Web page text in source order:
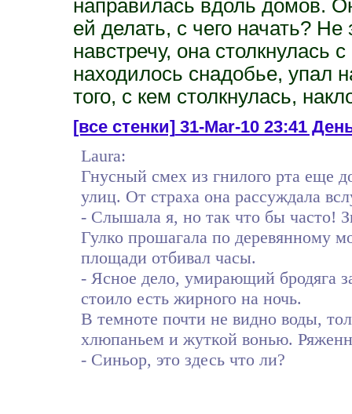
направилась вдоль домов.
ей делать, с чего начать?
навстречу, она столкнулась
находилось снадобье, упал
того, с кем столкнулась,
[все стенки]31-Mar-10 23:41
Laura:
Гнусный смех из гнилого рта еще
улиц. От страха она рассуждала
- Слышала я, но так что бы часто!
Гулко прошагала по деревянному
площади отбивал часы.
- Ясное дело, умирающий бродяга
стоило есть жирного на ночь.
В темноте почти не видно воды,
хлюпаньем и жуткой вонью.
- Синьор, это здесь что ли?